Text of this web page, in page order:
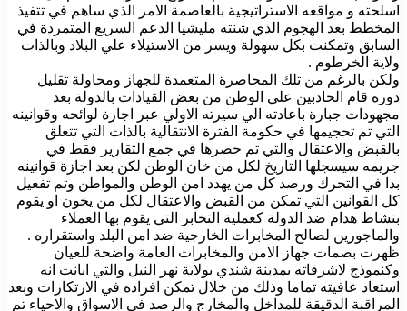
اسلحته و مواقعه الاستراتيجية بالعاصمة الامر الذي ساهم في تتفيذ
المخطط بعد الهجوم الذي شنته مليشيا الدعم السريع المتمردة في
السابق وتمكنت بكل سهولة ويسر من الاستيلاء علي البلاد وبالذات
ولاية الخرطوم .
ولكن بالرغم من تلك المحاصرة المتعمدة للجهاز ومحاولة تقليل
دوره قام الحادبين علي الوطن من بعض القيادات بالدولة بعد
مجهودات جبارة باعادته الي سيرته الاولي عبر اجازة لوائحه وقوانينه
التي تم تحجيمها في حكومة الفترة الانتقالية بالذات التي تتعلق
بالقبض والاعتقال والتي تم حصرها في جمع التقارير فقط في
جريمه سيسجلها التاريخ لكل من خان الوطن لكن بعد اجازة قوانينه
بدا في التحرك ورصد كل من يهدد امن الوطن والمواطن وتم تفعيل
كل القوانين التي تمكن من القبض والاعتقال لكل من يخون او يقوم
بنشاط هدام ضد الدولة كعملية التخابر التي يقوم بها العملاء
والماجورين لصالح المخابرات الخارجية ضد امن البلد واستقراره .
ظهرت بصمات جهاز الامن والمخابرات العامة واضحة للعيان
وكنموذج لاشرقاته بمدينة شندي بولاية نهر النيل والتي ابانت انه
استعاد عافيته تماما وذلك من خلال تمكن افراده في الارتكازات وبعد
المراقبة الدقيقة للمداخل والمخارج والرصد في الاسواق والاحياء تم